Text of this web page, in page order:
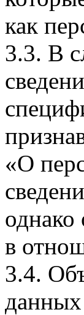
как
3.3. В
«О
однако
в
3.4.